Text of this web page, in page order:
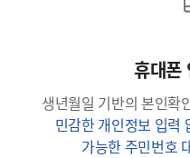
휴대폰
생년월일 기반의 본인확
민감한 개인정보 입력
가능한 주민번호